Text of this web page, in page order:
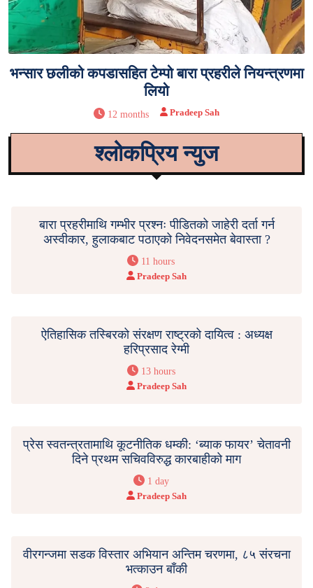
भन्सार छलीको कपडासहित टेम्पो बारा प्रहरीले नियन्त्रणमा
लियो
12 months Pradeep Sah
श्लोकप्रिय न्युज
बारा प्रहरीमाथि गम्भीर प्रश्नः पीडितको जाहेरी दर्ता गर्न
अस्वीकार, हुलाकबाट पठाएको निवेदनसमेत बेवास्ता ?
11 hours
Pradeep Sah
ऐतिहासिक तस्बिरको संरक्षण राष्ट्रको दायित्व : अध्यक्ष
हरिप्रसाद रेग्मी
13 hours
Pradeep Sah
प्रेस स्वतन्त्रतामाथि कूटनीतिक धम्की: ‘ब्याक फायर’ चेतावनी
दिने प्रथम सचिवविरुद्ध कारबाहीको माग
1 day
Pradeep Sah
वीरगन्जमा सडक विस्तार अभियान अन्तिम चरणमा, ८५ संरचना
भत्काउन बाँकी